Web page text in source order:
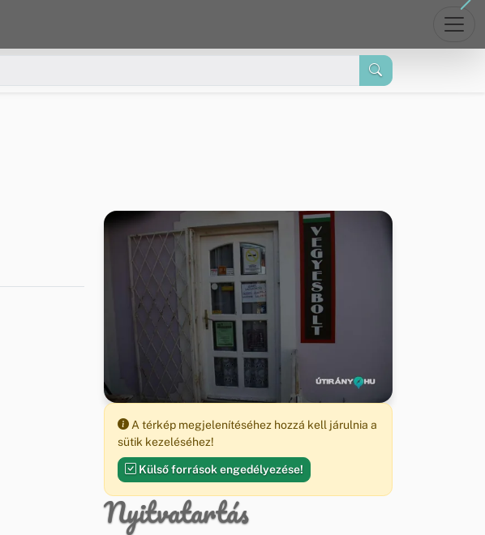
A térkép megjelenítéséhez hozzá kell járulnia a
sütik kezeléséhez!
Külső források engedélyezése!
Nyitvatartás